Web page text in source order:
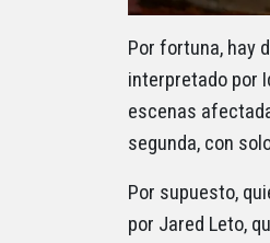
Por fortuna, hay
interpretado por
escenas
segunda, con
Por supuesto,
por Jared Leto,